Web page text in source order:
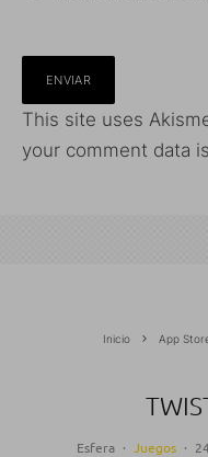
This site uses
your comment data
Inicio App
Esfera · Juegos ·